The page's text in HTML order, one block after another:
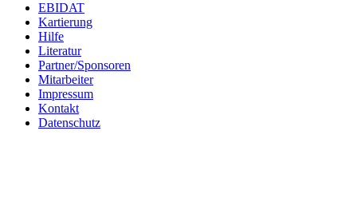
EBIDAT
Kartierung
Hilfe
Literatur
Partner/Sponsoren
Mitarbeiter
Impressum
Kontakt
Datenschutz